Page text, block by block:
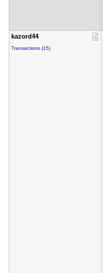
kazord44
Transactions (15)